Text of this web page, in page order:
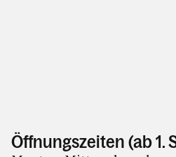
Öffnungszeiten (ab 1.